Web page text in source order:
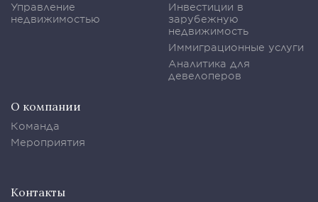
Управление
недвижимостью
Инвестиции в
зарубежную
недвижимость
Иммиграционные услуги
Аналитика для
девелоперов
О компании
Команда
Мероприятия
Контакты